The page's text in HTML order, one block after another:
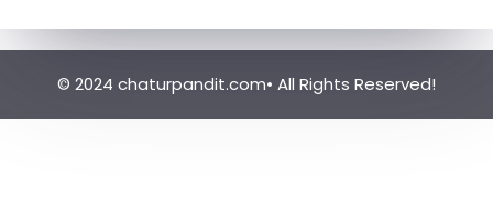
© 2024 chaturpandit.com• All Rights Reserved!